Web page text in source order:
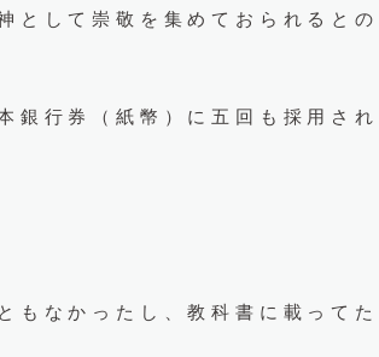
として崇敬を集めておられると
銀行券（紙幣）に五回も採用さ
もなかったし、教科書に載って